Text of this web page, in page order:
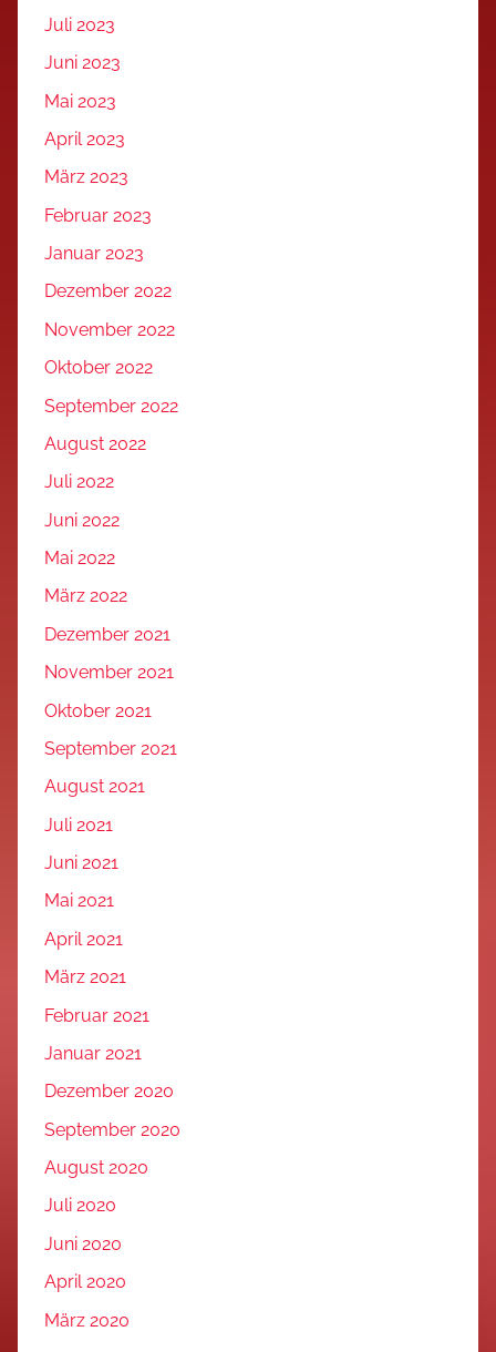
Juli 2023
Juni 2023
Mai 2023
April 2023
März 2023
Februar 2023
Januar 2023
Dezember 2022
November 2022
Oktober 2022
September 2022
August 2022
Juli 2022
Juni 2022
Mai 2022
März 2022
Dezember 2021
November 2021
Oktober 2021
September 2021
August 2021
Juli 2021
Juni 2021
Mai 2021
April 2021
März 2021
Februar 2021
Januar 2021
Dezember 2020
September 2020
August 2020
Juli 2020
Juni 2020
April 2020
März 2020